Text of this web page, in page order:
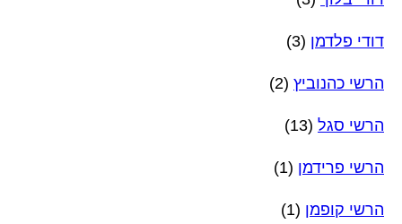
דודי פלדמן (3)
הרשי כהנוביץ (2)
הרשי סגל (13)
הרשי פרידמן (1)
הרשי קופמן (1)